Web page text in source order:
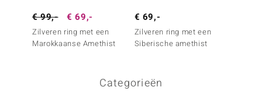
€ 99,- € 69,-
Zilveren ring met een
Marokkaanse Amethist
€ 69,-
Zilveren ring met een
Siberische amethist
Categorieën